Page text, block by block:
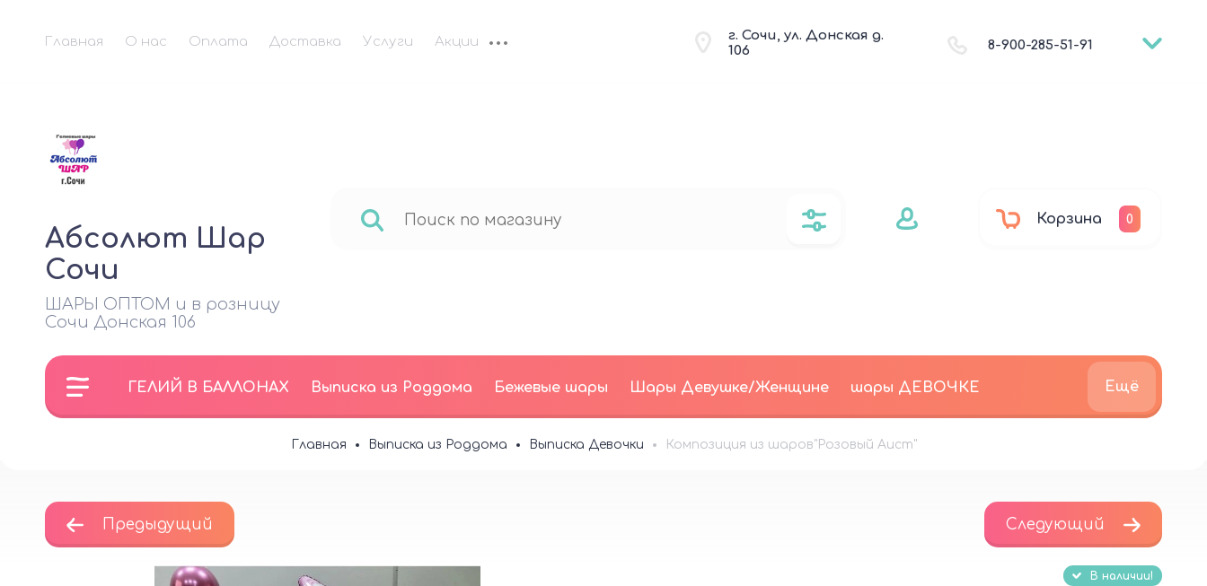
Главная О нас Оплата Доставка Услуги Акции
г. Сочи, ул. Донская д.
106
8-900-285-51-91
Абсолют Шар
Сочи
ШАРЫ ОПТОМ и в розницу
Сочи Донская 106
Корзина 0
ГЕЛИЙ В БАЛЛОНАХ Выписка из Роддома Бежевые шары Шары Девушке/Женщине шары ДЕВОЧКЕ Ещё
Главная Выписка из Роддома Выписка Девочки Композиция из шаров"Розовый Аист"
Предыдущий Следующий
В наличии!